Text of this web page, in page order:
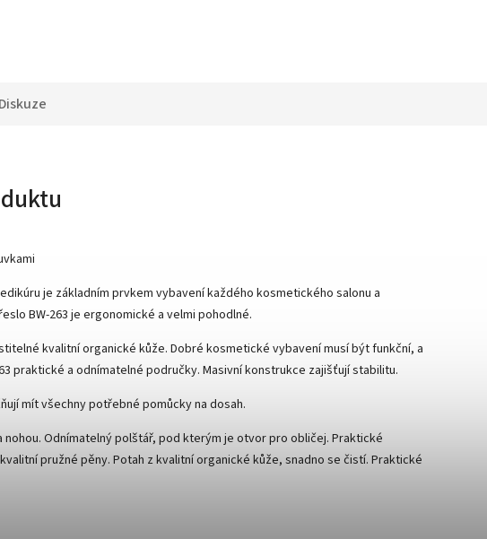
Diskuze
je základním prvkem vybavení každého kosmetického salonu a
BW-263 je ergonomické a velmi pohodlné.
kvalitní organické kůže. Dobré kosmetické vybavení musí být funkční, a
praktické a odnímatelné područky. Masivní konstrukce zajišťují stabilitu.
mít všechny potřebné pomůcky na dosah.
nohou. Odnímatelný polštář, pod kterým je otvor pro obličej. Praktické
pružné pěny. Potah z kvalitní organické kůže, snadno se čistí. Praktické